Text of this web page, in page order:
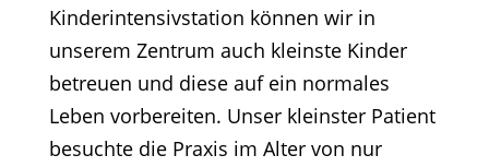
Kinderintensivstation können wir in
unserem Zentrum auch kleinste Kinder
betreuen und diese auf ein normales
Leben vorbereiten. Unser kleinster Patient
besuchte die Praxis im Alter von nur